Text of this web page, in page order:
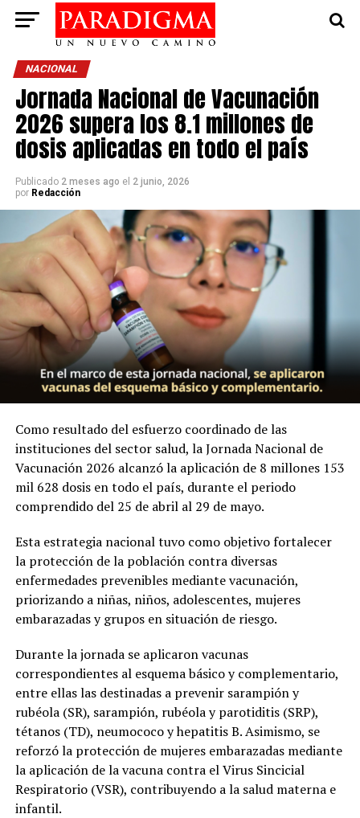
NACIONAL
Jornada Nacional de Vacunación
2026 supera los 8.1 millones de
dosis aplicadas en todo el país
Publicado 2 meses ago el 2 junio, 2026
por Redacción
Como resultado del esfuerzo coordinado de las
instituciones del sector salud, la Jornada Nacional de
Vacunación 2026 alcanzó la aplicación de 8 millones 153
mil 628 dosis en todo el país, durante el periodo
comprendido del 25 de abril al 29 de mayo.
Esta estrategia nacional tuvo como objetivo fortalecer
la protección de la población contra diversas
enfermedades prevenibles mediante vacunación,
priorizando a niñas, niños, adolescentes, mujeres
embarazadas y grupos en situación de riesgo.
Durante la jornada se aplicaron vacunas
correspondientes al esquema básico y complementario,
entre ellas las destinadas a prevenir sarampión y
rubéola (SR), sarampión, rubéola y parotiditis (SRP),
tétanos (TD), neumococo y hepatitis B. Asimismo, se
reforzó la protección de mujeres embarazadas mediante
la aplicación de la vacuna contra el Virus Sincicial
Respiratorio (VSR), contribuyendo a la salud materna e
infantil.